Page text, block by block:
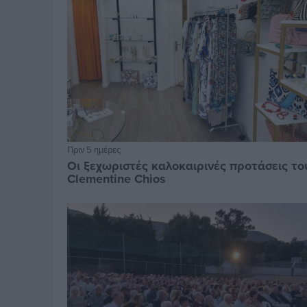
Πριν 5 ημέρες
Οι ξεχωριστές καλοκαιρινές προτάσεις
Clementine Chios